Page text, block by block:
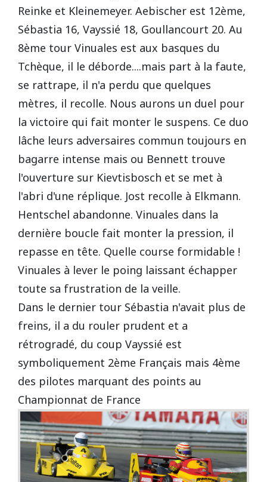
Reinke et Kleinemeyer. Aebischer est 12ème,
Sébastia 16, Vayssié 18, Goullancourt 20. Au
8ème tour Vinuales est aux basques du
Tchèque, il le déborde....mais part à la faute,
se rattrape, il n'a perdu que quelques
mètres, il recolle. Nous aurons un duel pour
la victoire qui fait monter le suspens. Ce duo
lâche leurs adversaires commun toujours en
bagarre intense mais ou Bennett trouve
l'ouverture sur Kievtisbosch et se met à
l'abri d'une réplique. Jost recolle à Elkmann.
Hentschel abandonne. Vinuales dans la
dernière boucle fait monter la pression, il
repasse en tête. Quelle course formidable !
Vinuales à lever le poing laissant échapper
toute sa frustration de la veille.
Dans le dernier tour Sébastia n'avait plus de
freins, il a du rouler prudent et a
rétrogradé, du coup Vayssié est
symboliquement 2ème Français mais 4ème
des pilotes marquant des points au
Championnat de France